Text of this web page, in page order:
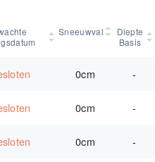
Sneeuwval
Diepte
Basis
0cm -
0cm -
0cm -